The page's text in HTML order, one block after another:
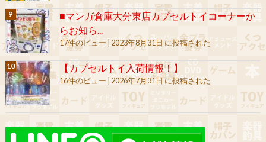
■マンガ倉庫大分東店カプセルトイコーナーか
らお知ら...
17件のビュー 2023年8月31日 に投稿された
【カプセルトイ入荷情報！】
16件のビュー 2026年7月31日 に投稿された